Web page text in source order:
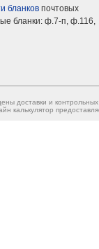
бланков почтовых
бланки: ф.7-п, ф.116,
доставки и
калькулятор